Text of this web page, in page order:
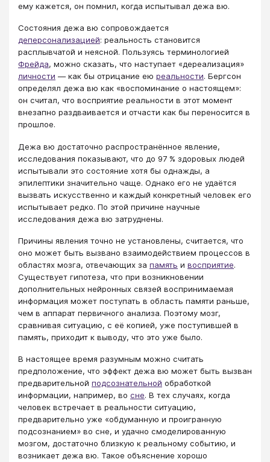
ему кажется, он помнил, когда испытывал дежа вю.
Состояния дежа вю сопровождается
деперсонализацией: реальность становится
расплывчатой и неясной. Пользуясь терминологией
Фрейда, можно сказать, что наступает «дереализация»
личности — как бы отрицание ею реальности. Бергсон
определял дежа вю как «воспоминание о настоящем»:
он считал, что восприятие реальности в этот момент
внезапно раздваивается и отчасти как бы переносится в
прошлое.
Дежа вю достаточно распространённое явление,
исследования показывают, что до 97 % здоровых людей
испытывали это состояние хотя бы однажды, а
эпилептики значительно чаще. Однако его не удаётся
вызвать искусственно и каждый конкретный человек его
испытывает редко. По этой причине научные
исследования дежа вю затруднены.
Причины явления точно не установлены, считается, что
оно может быть вызвано взаимодействием процессов в
областях мозга, отвечающих за память и восприятие.
Существует гипотеза, что при возникновении
дополнительных нейронных связей воспринимаемая
информация может поступать в область памяти раньше,
чем в аппарат первичного анализа. Поэтому мозг,
сравнивая ситуацию, с её копией, уже поступившей в
память, приходит к выводу, что это уже было.
В настоящее время разумным можно считать
предположение, что эффект дежа вю может быть вызван
предварительной подсознательной обработкой
информации, например, во сне. В тех случаях, когда
человек встречает в реальности ситуацию,
предварительно уже «обдуманную и проигранную
подсознанием» во сне, и удачно смоделированную
мозгом, достаточно близкую к реальному событию, и
возникает дежа вю. Такое объяснение хорошо